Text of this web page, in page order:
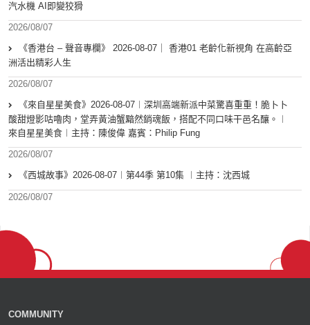
汽水機 AI即變狡猾
2026/08/07
《香港台 – 聲音專欄》 2026-08-07｜ 香港01 老齡化新視角 在高齡亞
洲活出精彩人生
2026/08/07
《來自星星美食》2026-08-07︱深圳高端新派中菜驚喜重重！脆卜卜
酸甜燈影咕嚕肉，堂弄黃油蟹黯然銷魂飯，搭配不同口味干邑名釀。︱
來自星星美食︱主持：陳俊偉 嘉賓：Philip Fung
2026/08/07
《西城故事》2026-08-07︱第44季 第10集 ︱主持：沈西城
2026/08/07
COMMUNITY